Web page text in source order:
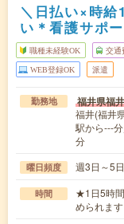
＼日払い×時給
い＊看護サポ
職種未経験OK 交通
WEB登録OK 派遣
勤務地 福井県福
福井(福井
駅から---
分
曜日頻度 週3日～5
時間
★1日5時
められま